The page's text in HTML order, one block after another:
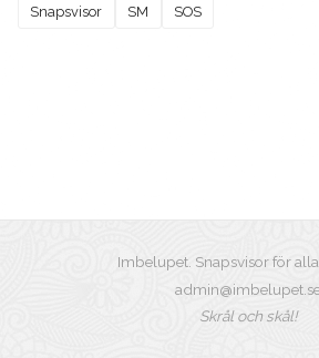
Snapsvisor SM SOS
Imbelupet. Snapsvisor för
Skrål och skål!